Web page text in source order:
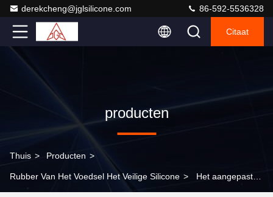
derekcheng@jglsilicone.com 86-592-5536328
Citaat
producten
Thuis > Producten >
Rubber Van Het Voedsel Het Veilige Silicone > Het aangepaste